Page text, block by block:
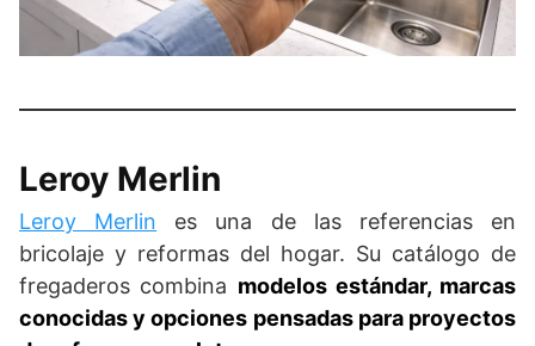
Leroy Merlin
Leroy Merlin es una de las referencias en
bricolaje y reformas del hogar. Su catálogo de
fregaderos combina modelos estándar, marcas
conocidas y opciones pensadas para proyectos